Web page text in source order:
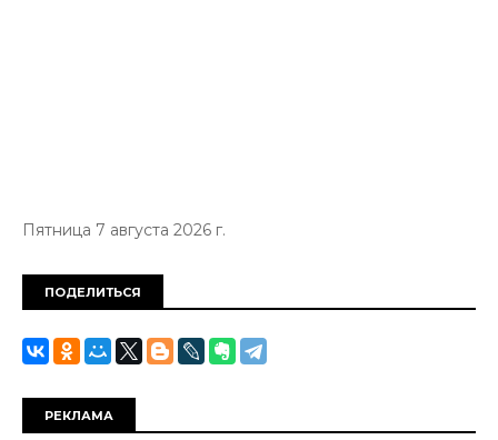
Пятница 7 августа 2026 г.
ПОДЕЛИТЬСЯ
РЕКЛАМА